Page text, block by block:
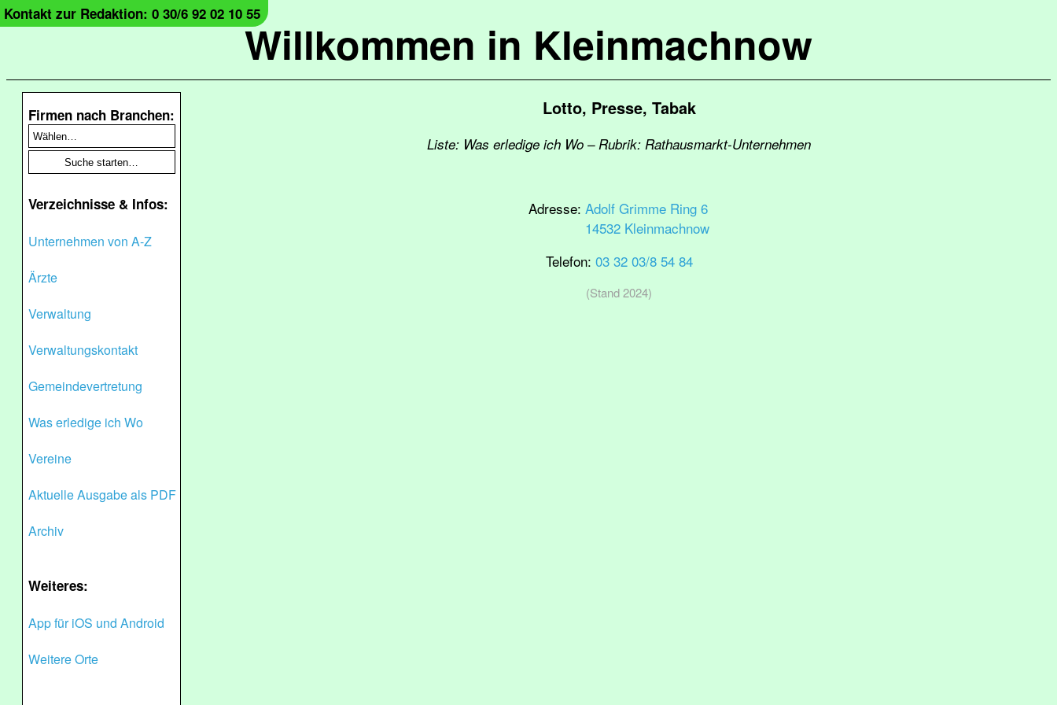
Willkommen in Kleinmachnow
Kontakt zur Redaktion: 0 30/6 92 02 10 55
Firmen nach Branchen:
Verzeichnisse & Infos:
Unternehmen von A-Z
Ärzte
Verwaltung
Verwaltungskontakt
Gemeindevertretung
Was erledige ich Wo
Vereine
Aktuelle Ausgabe als PDF
Archiv
Weiteres:
App für iOS und Android
Weitere Orte
Lotto, Presse, Tabak
Liste: Was erledige ich Wo – Rubrik: Rathausmarkt-Unternehmen
Adresse: Adolf Grimme Ring 6
14532 Kleinmachnow
Telefon: 03 32 03/8 54 84
(Stand 2024)